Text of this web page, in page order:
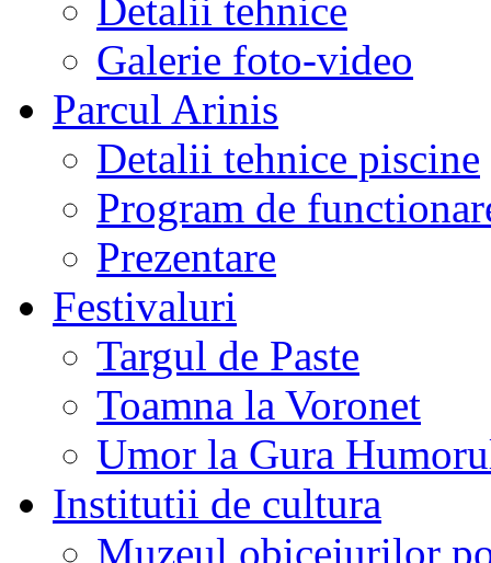
Detalii tehnice
Galerie foto-video
Parcul Arinis
Detalii tehnice piscine
Program de
Prezentare
Festivaluri
Targul de Paste
Toamna la Voronet
Umor la Gura
Institutii de cultura
Muzeul obiceiurilor